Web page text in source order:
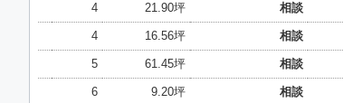
4 21.90坪 相談
4 16.56坪 相談
5 61.45坪 相談
6 9.20坪 相談